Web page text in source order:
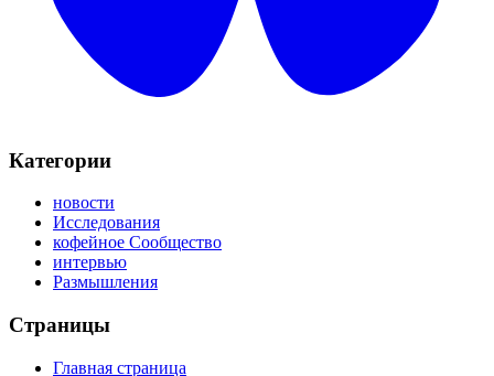
Категории
новости
Исследования
кофейное Сообщество
интервью
Размышления
Страницы
Главная страница